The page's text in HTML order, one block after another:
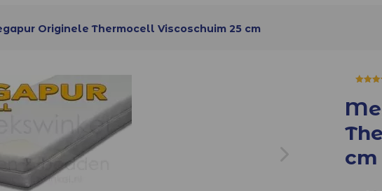
Originele Thermocell Viscoschuim 25 cm
cm